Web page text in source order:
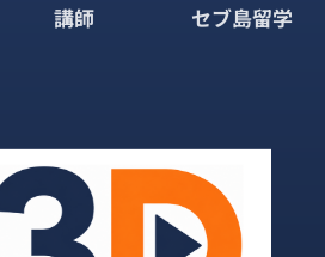
講師 セブ島留学